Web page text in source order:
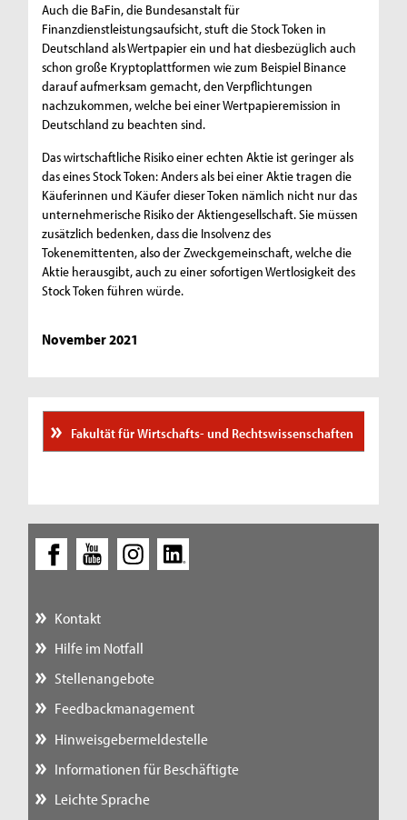
Auch die BaFin, die Bundesanstalt für
Finanzdienstleistungsaufsicht, stuft die Stock Token in
Deutschland als Wertpapier ein und hat diesbezüglich auch
schon große Kryptoplattformen wie zum Beispiel Binance
darauf aufmerksam gemacht, den Verpflichtungen
nachzukommen, welche bei einer Wertpapieremission in
Deutschland zu beachten sind.
Das wirtschaftliche Risiko einer echten Aktie ist geringer als
das eines Stock Token: Anders als bei einer Aktie tragen die
Käuferinnen und Käufer dieser Token nämlich nicht nur das
unternehmerische Risiko der Aktiengesellschaft. Sie müssen
zusätzlich bedenken, dass die Insolvenz des
Tokenemittenten, also der Zweckgemeinschaft, welche die
Aktie herausgibt, auch zu einer sofortigen Wertlosigkeit des
Stock Token führen würde.
November 2021
Fakultät für Wirtschafts- und Rechtswissenschaften
Kontakt
Hilfe im Notfall
Stellenangebote
Feedbackmanagement
Hinweisgebermeldestelle
Informationen für Beschäftigte
Leichte Sprache